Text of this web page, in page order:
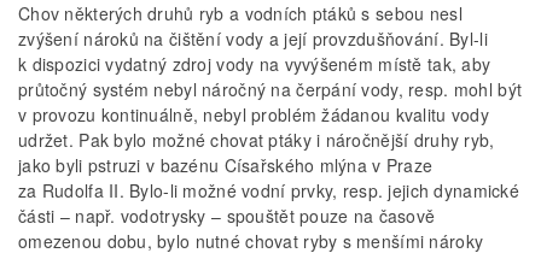
Chov některých druhů ryb a vodních ptáků s sebou nesl
zvýšení nároků na čištění vody a její provzdušňování. Byl-li
k dispozici vydatný zdroj vody na vyvýšeném místě tak, aby
průtočný systém nebyl náročný na čerpání vody, resp. mohl být
v provozu kontinuálně, nebyl problém žádanou kvalitu vody
udržet. Pak bylo možné chovat ptáky i náročnější druhy ryb,
jako byli pstruzi v bazénu Císařského mlýna v Praze
za Rudolfa II. Bylo-li možné vodní prvky, resp. jejich dynamické
části – např. vodotrysky – spouštět pouze na časově
omezenou dobu, bylo nutné chovat ryby s menšími nároky